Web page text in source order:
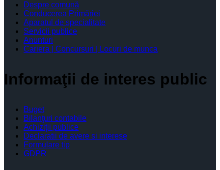
Despre comună
Conducerea Primăriei
Aparatul de specialitate
Servicii publice
Anunturi
Cariera | Concursuri | Locuri de munca
Informaţii de interes public
Buget
Bilanţuri contabile
Achiziţii publice
Declaratii de avere si interese
Formulare tip
GDPR